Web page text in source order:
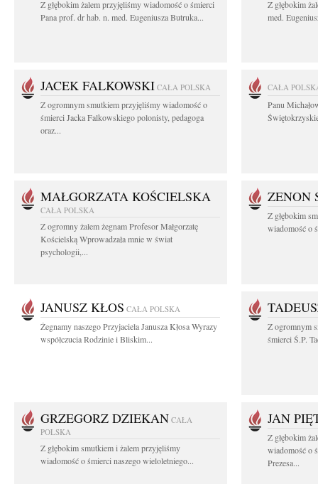
Z głębokim żalem przyjęliśmy wiadomość o śmierci
Pana prof. dr hab. n. med. Eugeniusza Butruka...
Z głębokim
med.
JACEK FALKOWSKI CAŁA POLSKA
Z ogromnym smutkiem przyjęliśmy wiadomość o
śmierci Jacka Falkowskiego polonisty, pedagoga
oraz...
CAŁA
Panu
MAŁGORZATA KOŚCIELSKA
CAŁA POLSKA
Z ogromny żalem żegnam Profesor Małgorzatę
Kościelską Wprowadzała mnie w świat
psychologii,...
ZENON
Z głębokim
wiadomość o
JANUSZ KŁOS CAŁA POLSKA
Żegnamy naszego Przyjaciela Janusza Kłosa Wyrazy
współczucia Rodzinie i Bliskim...
Z ogromnym
śmierci Ś.P.
GRZEGORZ DZIEKAN CAŁA
POLSKA
Z głębokim smutkiem i żalem przyjęliśmy
wiadomość o śmierci naszego wieloletniego...
JAN
Z głębokim
wiadomość o
Prezesa...